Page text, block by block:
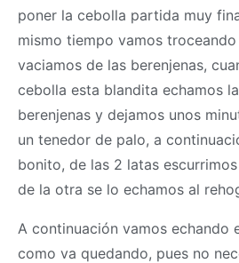
poner la cebolla partida muy
mismo tiempo vamos
vaciamos de las berenjenas,
cebolla esta blandita echamos
berenjenas y dejamos unos
un tenedor de palo, a
bonito, de las 2 latas
de la otra se lo echamos al
A continuación vamos echando
como va quedando, pues no